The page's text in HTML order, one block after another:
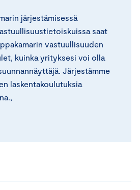
järjestämisessä
saat
vastuullisuuden
kuinka yrityksesi voi olla
Järjestämme
laskentakoulutuksia